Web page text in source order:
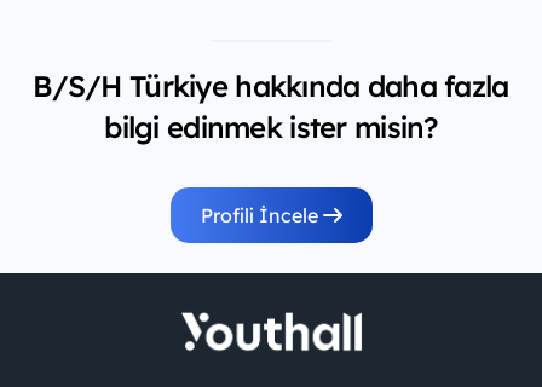
B/S/H Türkiye hakkında daha fazla
bilgi edinmek ister misin?
Profili İncele